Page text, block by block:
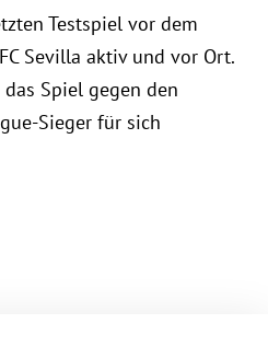
Testspiel vor dem
Sevilla aktiv und vor Ort.
Spiel gegen den
Sieger für sich